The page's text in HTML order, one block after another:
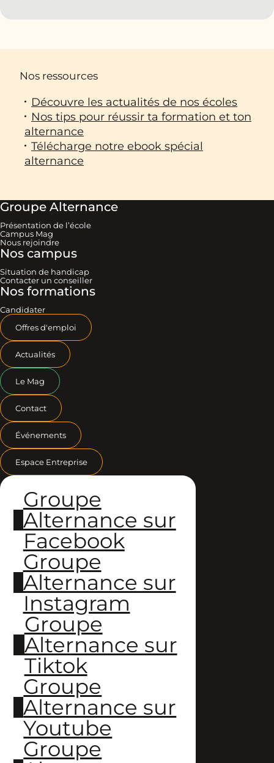
Nos ressources
Découvre les actualités de nos écoles
Nos tips pour réussir ta formation et ton
alternance
Télécharge notre ebook spécial
alternance
Groupe Alternance
Présentation de l’école
Campus Mag
Nous rejoindre
Nos campus
Situation de handicap
Contacter un conseiller
Nos formations
Candidater
Offres d'emploi
Actualités
Le Mag
Contact
Événements
Espace Entreprise
Groupe
Alternance sur
Facebook
Groupe
Alternance sur
Instagram
Groupe
Alternance sur
Tiktok
Groupe
Alternance sur
Youtube
Groupe